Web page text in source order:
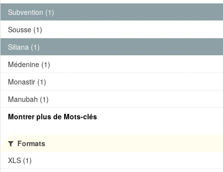
Subvention (1)
Sousse (1)
Siliana (1)
Médenine (1)
Monastir (1)
Manubah (1)
Montrer plus de Mots-clés
Formats
XLS (1)